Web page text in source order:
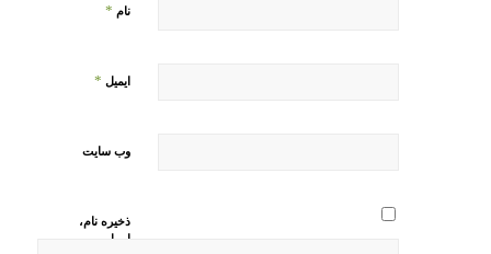
نام *
ایمیل *
وب‌ سایت
ذخیره نام،
ایمیل و